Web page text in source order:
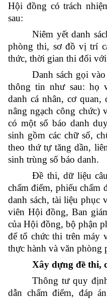
Hội đồng có trách
sau:
Niêm yết danh
phòng thi, sơ đồ vị trí
thức, thời gian thi đối
Danh sách gọi
thông tin như sau: họ
danh cá nhân, cơ
nâng ngạch công chức)
có một số báo danh
sinh gồm các chữ số,
theo thứ tự tăng dần,
sinh trùng số báo danh.
Đề thi, dữ liệu
chấm điểm, phiếu chấm
danh sách, tài liệu phục
viên Hội đồng, Ban
của Hội đồng, bộ phận
để tổ chức thi trên máy
thực hành và văn phòng
Xây dựng đề thi,
Thông tư quy
dẫn chấm điểm, đáp